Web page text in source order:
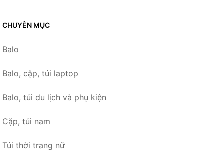
CHUYÊN MỤC
Balo
Balo, cặp, túi laptop
Balo, túi du lịch và phụ kiện
Cặp, túi nam
Túi thời trang nữ